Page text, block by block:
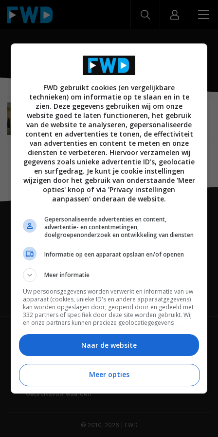
Heiloo
VERSLAG HIGH END 26 JUNI 2025
Listening Room by Kharma in Heiloo – Luxe in de
polder
Channels
Wie is FWD Privacybeleid
Adverteren Contact
Gebruiksvoorwaarden
© 2010-2026 | FWD
FWD gebruikt cookies (en vergelijkbare
technieken) om informatie op te slaan en in te
zien. Deze gegevens gebruiken wij om onze
website goed te laten functioneren, het gebruik
van de website te analyseren, gepersonaliseerde
content en advertenties te tonen, de effectiviteit
van advertenties en content te meten en onze
diensten te verbeteren. Hiervoor verzamelen wij
gegevens zoals unieke advertentie ID’s, geolocatie
en surfgedrag. Je kunt je cookie instellingen
wijzigen door het gebruik van onderstaande 'Meer
opties' knop of via 'Privacy instellingen
aanpassen' onderaan de website.
Gepersonaliseerde advertenties en content,
advertentie- en contentmetingen,
doelgroepenonderzoek en ontwikkeling van diensten
Informatie op een apparaat opslaan en/of openen
Meer informatie
Uw persoonsgegevens worden verwerkt en informatie van uw
apparaat (cookies, unieke ID's en andere apparaatgegevens)
kan worden opgeslagen door, geopend door en gedeeld met
332 partners of specifiek door deze site worden gebruikt. Wij
en onze partners kunnen precieze geolocatiegegevens
Bepaalde leveranciers kunnen uw persoonsgegevens
beheren. Zoek onderaan deze pagina of in het sitemenu naar
een link om uw toestemming te beheren of in te trekken via de
privacy- en cookie-instellingen.
Naar de website
Meer opties